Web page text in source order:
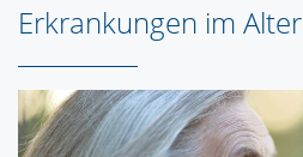
Erkrankungen im Alter